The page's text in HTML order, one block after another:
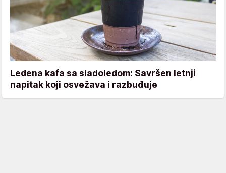
Ledena kafa sa sladoledom: Savršen letnji
napitak koji osvežava i razbuđuje